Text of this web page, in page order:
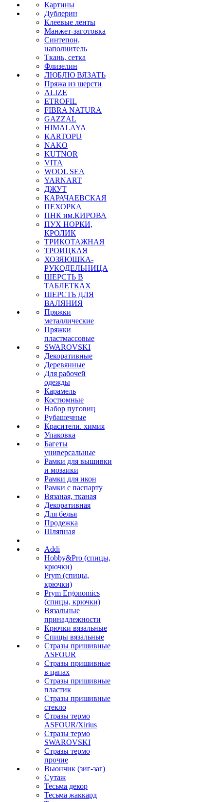
Картины
Дублерин
Клеевые ленты
Манжет-заготовка
Синтепон,
наполнитель
Ткань, сетка
Флизелин
ЛЮБЛЮ ВЯЗАТЬ
Пряжа из шерсти
ALIZE
ETROFIL
FIBRA NATURA
GAZZAL
HIMALAYA
KARTOPU
NAKO
KUTNOR
VITA
WOOL SEA
YARNART
ДЖУТ
КАРАЧАЕВСКАЯ
ПЕХОРКА
ПНК им.КИРОВА
ПУХ НОРКИ,
КРОЛИК
ТРИКОТАЖНАЯ
ТРОИЦКАЯ
ХОЗЯЮШКА-
РУКОДЕЛЬНИЦА
ШЕРСТЬ В
ТАБЛЕТКАХ
ШЕРСТЬ ДЛЯ
ВАЛЯНИЯ
Пряжки
металлические
Пряжки
пластмассовые
SWAROVSKI
Декоративные
Деревянные
Для рабочей
одежды
Карамель
Костюмные
Набор пуговиц
Рубашечные
Красители. химия
Упаковка
Багеты
универсальные
Рамки для вышивки
и мозаики
Рамки для икон
Рамки с паспарту
Вязаная, тканая
Декоративная
Для белья
Продежка
Шляпная
Addi
Hobby&Pro (спицы,
крючки)
Prym (спицы,
крючки)
Prym Ergonomics
(спицы, крючки)
Вязальные
принадлежности
Крючки вязальные
Спицы вязальные
Стразы пришивные
ASFOUR
Стразы пришивные
в цапах
Стразы пришивные
пластик
Стразы пришивные
стекло
Стразы термо
ASFOUR/Xirius
Стразы термо
SWAROVSKI
Стразы термо
прочие
Вьюнчик (зиг-заг)
Сутаж
Тесьма декор
Тесьма жаккард